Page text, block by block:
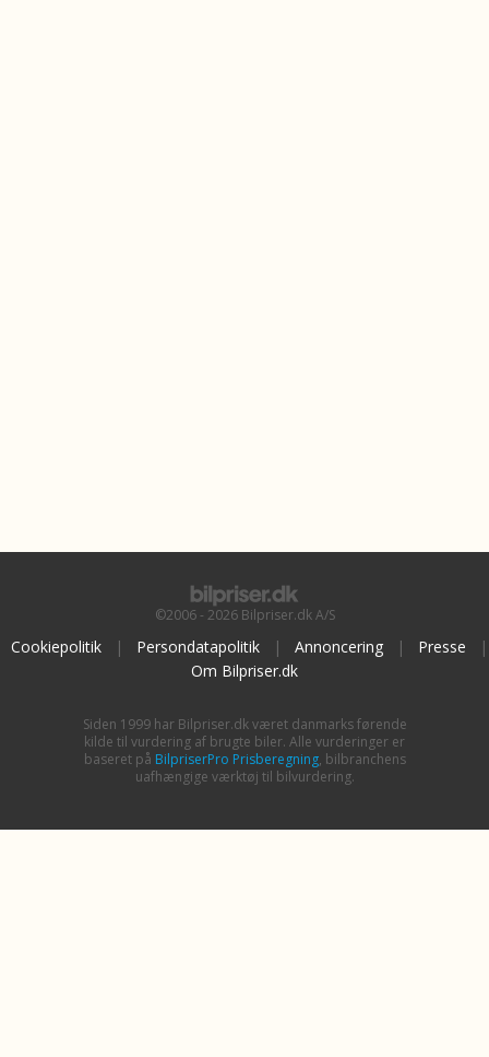
©2006 - 2026 Bilpriser.dk A/S
Cookiepolitik | Persondatapolitik | Annoncering | Presse
|
Om Bilpriser.dk
Siden 1999 har Bilpriser.dk været danmarks førende
kilde til vurdering af brugte biler. Alle vurderinger er
baseret på BilpriserPro Prisberegning, bilbranchens
uafhængige værktøj til bilvurdering.